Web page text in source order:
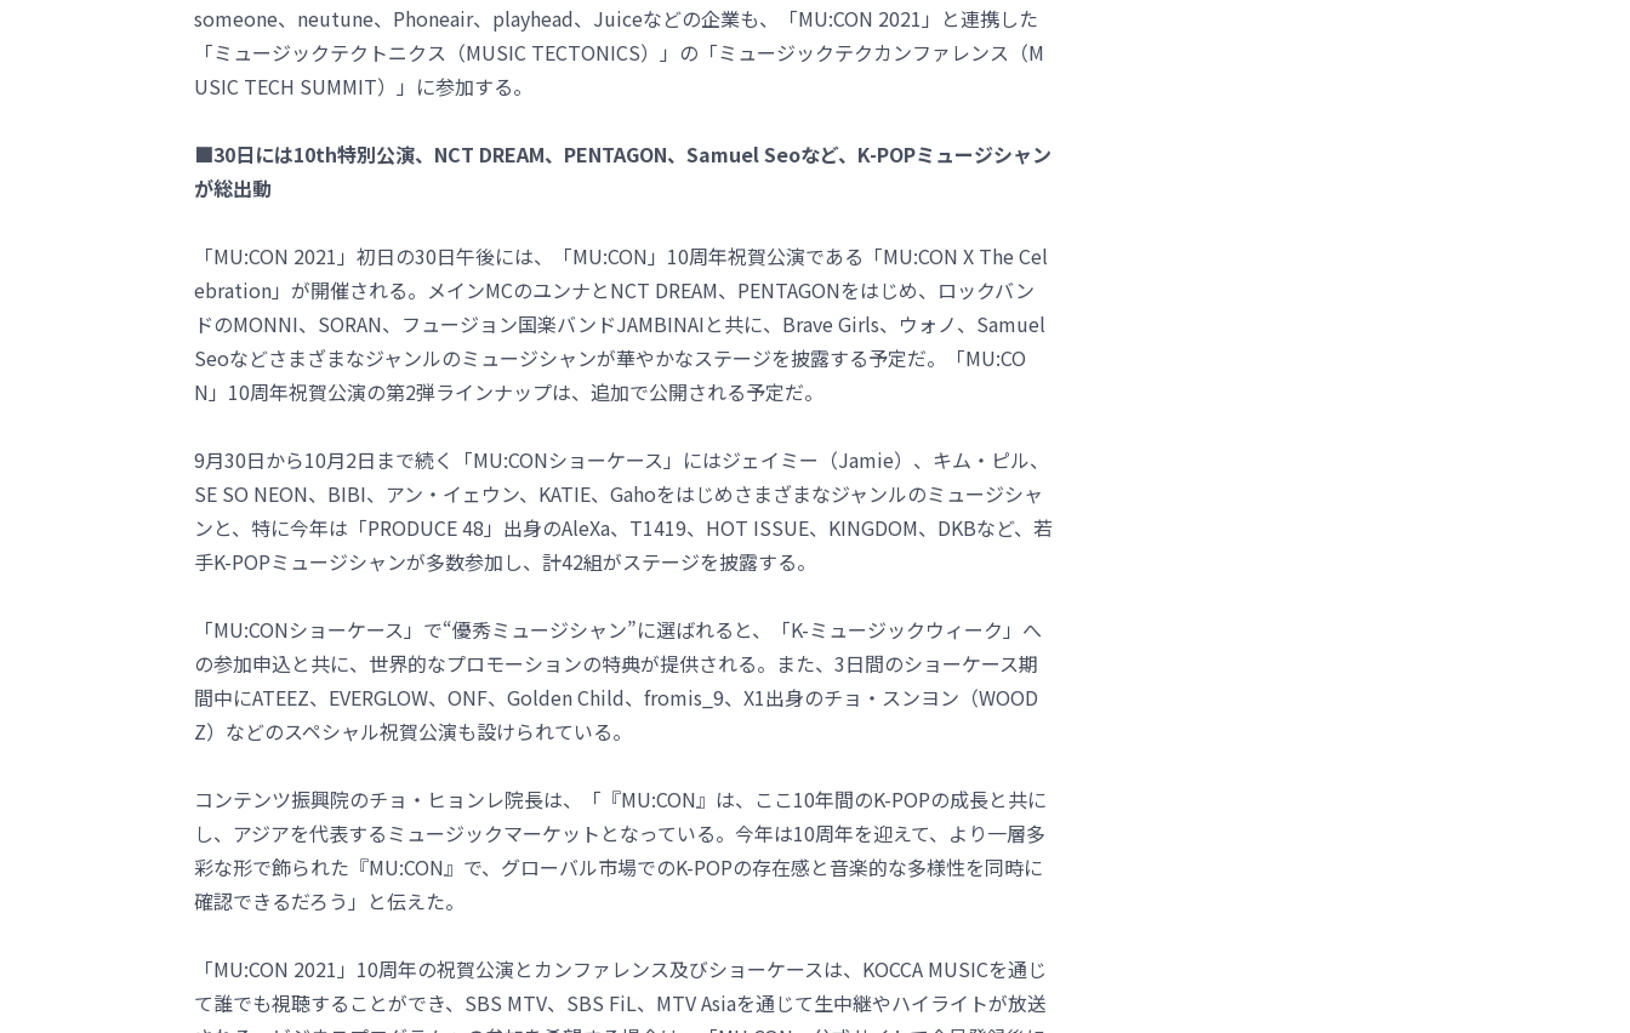
someone、neutune、Phoneair、playhead、Juiceなどの企業も、「MU:CON 2021」と連携した
「ミュージックテクトニクス（MUSIC TECTONICS）」の「ミュージックテクカンファレンス（M
USIC TECH SUMMIT）」に参加する。
■30日には10th特別公演、NCT DREAM、PENTAGON、Samuel Seoなど、K-POPミュージシャン
が総出動
「MU:CON 2021」初日の30日午後には、「MU:CON」10周年祝賀公演である「MU:CON X The Cel
ebration」が開催される。メインMCのユンナとNCT DREAM、PENTAGONをはじめ、ロックバン
ドのMONNI、SORAN、フュージョン国楽バンドJAMBINAIと共に、Brave Girls、ウォノ、Samuel
Seoなどさまざまなジャンルのミュージシャンが華やかなステージを披露する予定だ。「MU:CO
N」10周年祝賀公演の第2弾ラインナップは、追加で公開される予定だ。
9月30日から10月2日まで続く「MU:CONショーケース」にはジェイミー（Jamie）、キム・ピル、
SE SO NEON、BIBI、アン・イェウン、KATIE、Gahoをはじめさまざまなジャンルのミュージシャ
ンと、特に今年は「PRODUCE 48」出身のAleXa、T1419、HOT ISSUE、KINGDOM、DKBなど、若
手K-POPミュージシャンが多数参加し、計42組がステージを披露する。
「MU:CONショーケース」で“優秀ミュージシャン”に選ばれると、「K-ミュージックウィーク」へ
の参加申込と共に、世界的なプロモーションの特典が提供される。また、3日間のショーケース期
間中にATEEZ、EVERGLOW、ONF、Golden Child、fromis_9、X1出身のチョ・スンヨン（WOOD
Z）などのスペシャル祝賀公演も設けられている。
コンテンツ振興院のチョ・ヒョンレ院長は、「『MU:CON』は、ここ10年間のK-POPの成長と共に
し、アジアを代表するミュージックマーケットとなっている。今年は10周年を迎えて、より一層多
彩な形で飾られた『MU:CON』で、グローバル市場でのK-POPの存在感と音楽的な多様性を同時に
確認できるだろう」と伝えた。
「MU:CON 2021」10周年の祝賀公演とカンファレンス及びショーケースは、KOCCA MUSICを通じ
て誰でも視聴することができ、SBS MTV、SBS FiL、MTV Asiaを通じて生中継やハイライトが放送